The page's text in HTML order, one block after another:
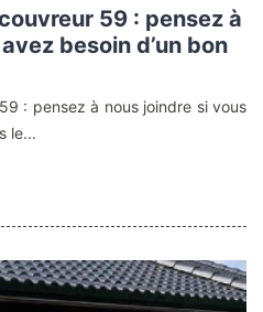
59 : pensez à
besoin d’un bon
: pensez à nous joindre si vous
le...